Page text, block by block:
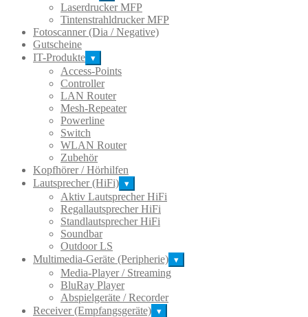
Laserdrucker MFP
Tintenstrahldrucker MFP
Fotoscanner (Dia / Negative)
Gutscheine
IT-Produkte ▾
Access-Points
Controller
LAN Router
Mesh-Repeater
Powerline
Switch
WLAN Router
Zubehör
Kopfhörer / Hörhilfen
Lautsprecher (HiFi) ▾
Aktiv Lautsprecher HiFi
Regallautsprecher HiFi
Standlautsprecher HiFi
Soundbar
Outdoor LS
Multimedia-Geräte (Peripherie) ▾
Media-Player / Streaming
BluRay Player
Abspielgeräte / Recorder
Receiver (Empfangsgeräte) ▾